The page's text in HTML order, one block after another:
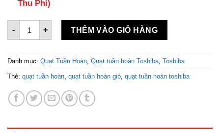
Thu Phí)
-
Quạt tuần hoàn Toshiba F-DSC50XVN(W) số lượng
+ THÊM VÀO GIỎ HÀNG
Danh mục: Quạt Tuần Hoàn, Quạt tuần hoàn Toshiba, Toshiba
Thẻ: quạt tuần hoàn, quạt tuần hoàn gió, quạt tuần hoàn toshiba